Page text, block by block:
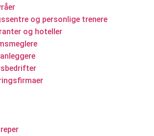
og personlige trenere
og hoteller
bygge din tilstedeværelse på nett i